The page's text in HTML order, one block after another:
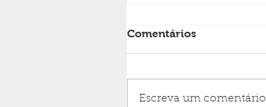
Comentários
Escreva um comentário